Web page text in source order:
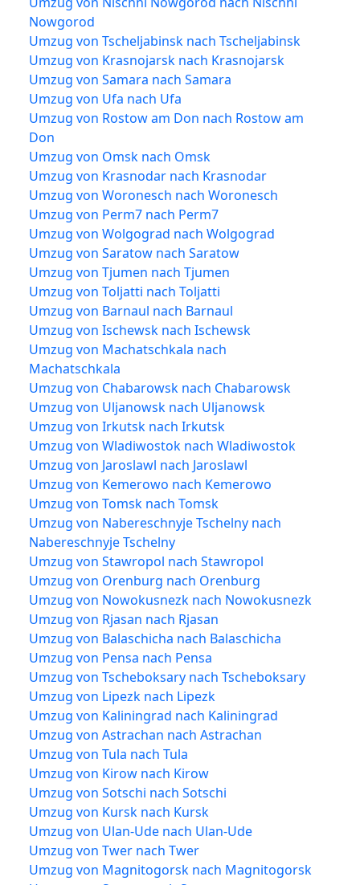
Nowgorod
Umzug von Tscheljabinsk nach Tscheljabinsk
Umzug von Krasnojarsk nach Krasnojarsk
Umzug von Samara nach Samara
Umzug von Ufa nach Ufa
Umzug von Rostow am Don nach Rostow am
Don
Umzug von Omsk nach Omsk
Umzug von Krasnodar nach Krasnodar
Umzug von Woronesch nach Woronesch
Umzug von Perm7 nach Perm7
Umzug von Wolgograd nach Wolgograd
Umzug von Saratow nach Saratow
Umzug von Tjumen nach Tjumen
Umzug von Toljatti nach Toljatti
Umzug von Barnaul nach Barnaul
Umzug von Ischewsk nach Ischewsk
Umzug von Machatschkala nach
Machatschkala
Umzug von Chabarowsk nach Chabarowsk
Umzug von Uljanowsk nach Uljanowsk
Umzug von Irkutsk nach Irkutsk
Umzug von Wladiwostok nach Wladiwostok
Umzug von Jaroslawl nach Jaroslawl
Umzug von Kemerowo nach Kemerowo
Umzug von Tomsk nach Tomsk
Umzug von Nabereschnyje Tschelny nach
Nabereschnyje Tschelny
Umzug von Stawropol nach Stawropol
Umzug von Orenburg nach Orenburg
Umzug von Nowokusnezk nach Nowokusnezk
Umzug von Rjasan nach Rjasan
Umzug von Balaschicha nach Balaschicha
Umzug von Pensa nach Pensa
Umzug von Tscheboksary nach Tscheboksary
Umzug von Lipezk nach Lipezk
Umzug von Kaliningrad nach Kaliningrad
Umzug von Astrachan nach Astrachan
Umzug von Tula nach Tula
Umzug von Kirow nach Kirow
Umzug von Sotschi nach Sotschi
Umzug von Kursk nach Kursk
Umzug von Ulan-Ude nach Ulan-Ude
Umzug von Twer nach Twer
Umzug von Magnitogorsk nach Magnitogorsk